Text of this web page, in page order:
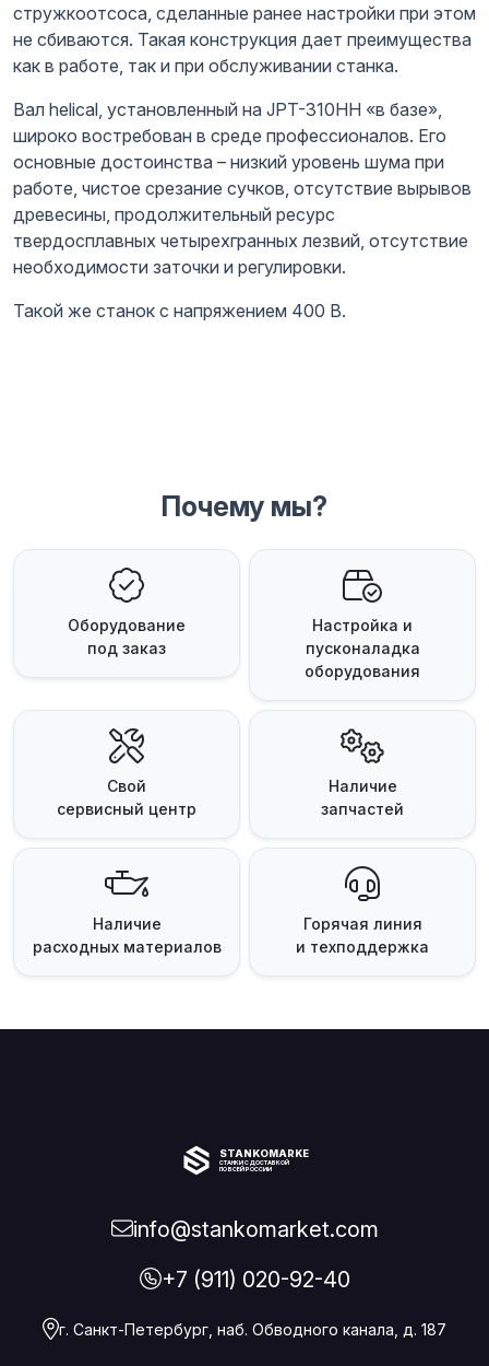
стружкоотсоса, сделанные ранее настройки при этом
не сбиваются. Такая конструкция дает преимущества
как в работе, так и при обслуживании станка.
Вал helical, установленный на JPT-310HH «в базе»,
широко востребован в среде профессионалов. Его
основные достоинства – низкий уровень шума при
работе, чистое срезание сучков, отсутствие вырывов
древесины, продолжительный ресурс
твердосплавных четырехгранных лезвий, отсутствие
необходимости заточки и регулировки.
Такой же станок с напряжением 400 В.
Почему мы?
Оборудование
под заказ
Настройка и
пусконаладка
оборудования
Свой
сервисный центр
Наличие
запчастей
Наличие
расходных материалов
Горячая линия
и техподдержка
STANKOMARKET
СТАНКИ С ДОСТАВКОЙ
ПО ВСЕЙ РОССИИ
info@stankomarket.com
+7 (911) 020-92-40
г. Санкт-Петербург, наб. Обводного канала, д. 187